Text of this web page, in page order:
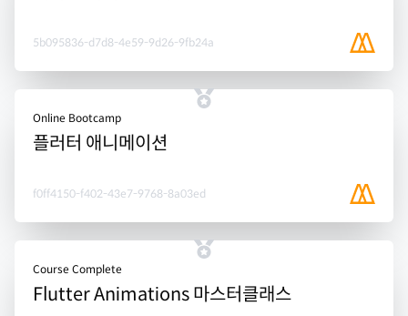
5b095836-d7d8-4e59-9d26-9fb24a
Online Bootcamp
플러터 애니메이션
f0ff4150-f402-43e7-9768-8a03ed
Course Complete
Flutter Animations 마스터클래스